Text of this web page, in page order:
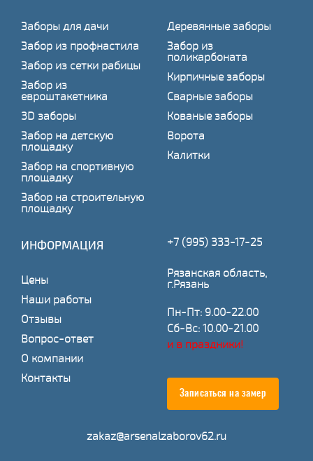
Заборы для дачи
Забор из профнастила
Забор из сетки рабицы
Забор из
евроштакетника
3D заборы
Забор на детскую
площадку
Забор на спортивную
площадку
Забор на строительную
площадку
Деревянные заборы
Забор из
поликарбоната
Кирпичные заборы
Сварные заборы
Кованые заборы
Ворота
Калитки
ИНФОРМАЦИЯ
Цены
Наши работы
Отзывы
Вопрос-ответ
О компании
Контакты
+7 (995) 333-17-25
Рязанская область,
г.Рязань
Пн-Пт: 9.00-22.00
Сб-Вс: 10.00-21.00
и в праздники!
Записаться на замер
zakaz@arsenalzaborov62.ru